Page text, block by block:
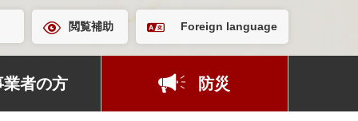
閲覧補助 Foreign language
業者の方 防災